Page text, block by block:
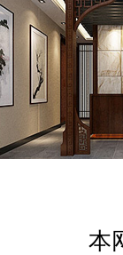
本